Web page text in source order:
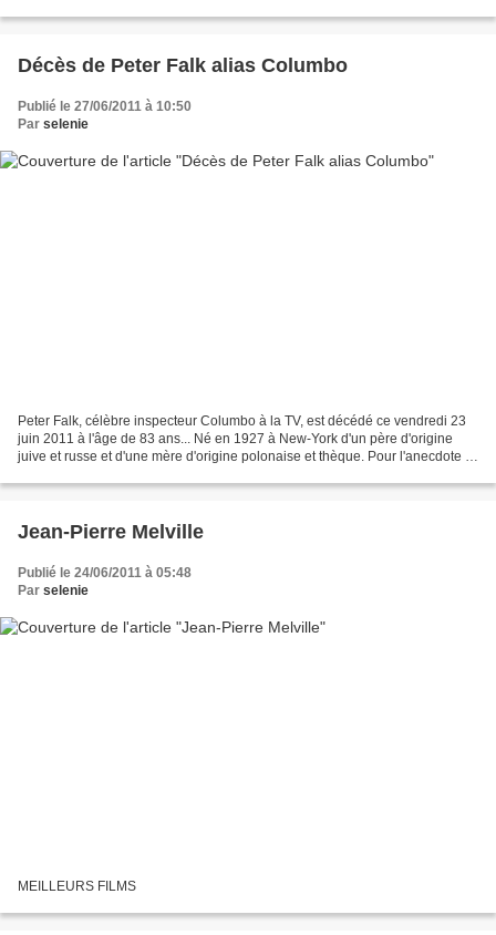
Décès de Peter Falk alias Columbo
Publié le 27/06/2011 à 10:50
Par selenie
Peter Falk, célèbre inspecteur Columbo à la TV, est décédé ce vendredi 23
juin 2011 à l'âge de 83 ans... Né en 1927 à New-York d'un père d'origine
juive et russe et d'une mère d'origine polonaise et thèque. Pour l'anecdote il
Jean-Pierre Melville
Publié le 24/06/2011 à 05:48
Par selenie
MEILLEURS FILMS